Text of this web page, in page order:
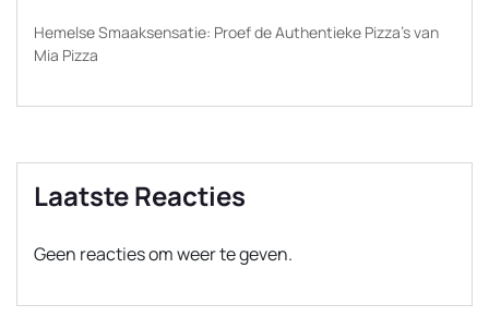
Hemelse Smaaksensatie: Proef de Authentieke Pizza’s van
Mia Pizza
Laatste Reacties
Geen reacties om weer te geven.